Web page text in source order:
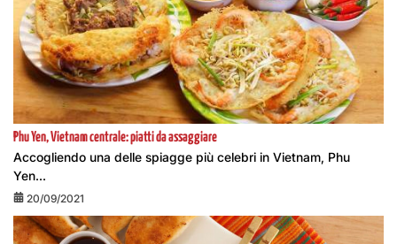
Phu Yen, Vietnam centrale: piatti da assaggiare
Accogliendo una delle spiagge più celebri in Vietnam, Phu
Yen...
20/09/2021